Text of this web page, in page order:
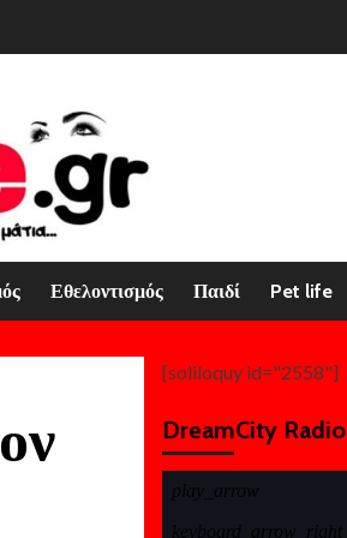
Εθελοντισμός Παιδί Pet life
[soliloquy id="2558"]
DreamCity Radio